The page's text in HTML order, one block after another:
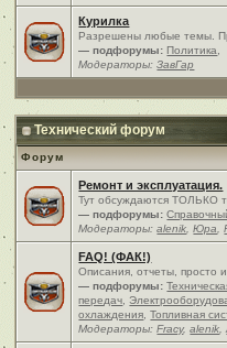
Курилка
Разрешены любые темы.
— подфорумы: Политика
Модераторы:ЗавГар
Технический форум
Форум
Ремонт и эксплуатация.
Тут обсуждаются ТОЛЬКО
— подфорумы:
Модераторы:alenik ,Юра ,
FAQ! (ФАК!)
Описания, отчеты, просто
— подфорумы:
передач ,
охлаждения ,Топливная
Модераторы:Fracy,alenik ,